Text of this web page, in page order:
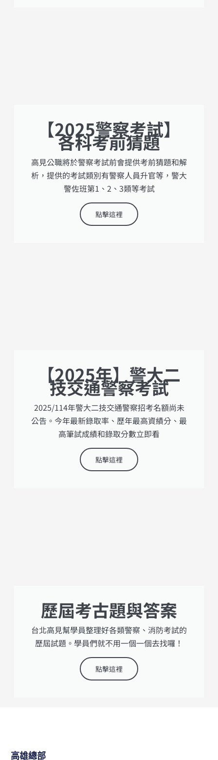
【2025警察考試】
各科考前猜題
高見公職將於警察考試前會提供考前猜題和解
析，提供的考試類別有警察人員升官等，警大
警佐班第1、2、3類等考試
點擊這裡
【2025年】警大二
技交通警察考試
2025/114年警大二技交通警察招考名額尚未
公告。今年最新錄取率、歷年最高資績分、最
高筆試成績和錄取分數立即看
點擊這裡
歷屆考古題與答案
台北高見幫學員整理好各類警察、消防考試的
歷屆試題。學員們就不用一個一個去找囉！
點擊這裡
高雄總部